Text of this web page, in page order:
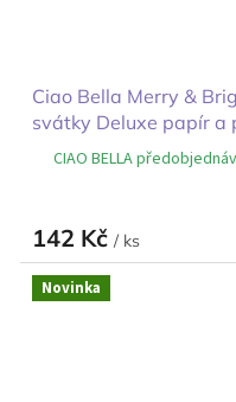
Ciao Bella Merry &
svátky Deluxe papír a
CIAO BELLA
142 Kč / ks
Novinka